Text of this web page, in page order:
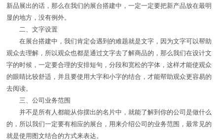
新品展出的话，那么在我们的展台搭建中，一定一定要把新产品放在最明
显的地方，没有例外。
二、文字设置
在展台搭建中，我们肯定会遇到的难题就是文字，因为文字可以帮助
观众去理解，所以观众也都是通过文字去了解商品的，那么我们在设计文
字的时候，一定要合理的安排短句，分段和宽松的字体，这样才能使观众
的眼睛比较舒适，并且要使用大字和小字的结合，才能帮助观众更容易的
去阅读。
三、公司业务范围
并不是所有人都能从你摆出的名片中，就能了解到你的公司是做什么
的，所以我们一定要有相应的展台，用来介绍公司的业务范围，最常见的
就是使用图文结合的方式来表达。